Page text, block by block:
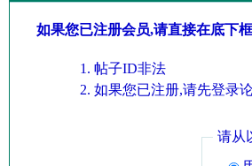
如果您已注册会员,请直接在底下
帖子ID非法
如果您已注册,请先登录
请从